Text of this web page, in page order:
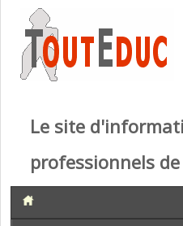
Le site
professionnels